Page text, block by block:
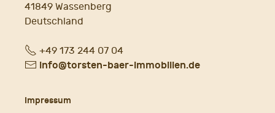
41849 Wassenberg
Deutschland
Fon+49 173 244 07 04
E- info@torsten-baer-immobilien.de
Impressum